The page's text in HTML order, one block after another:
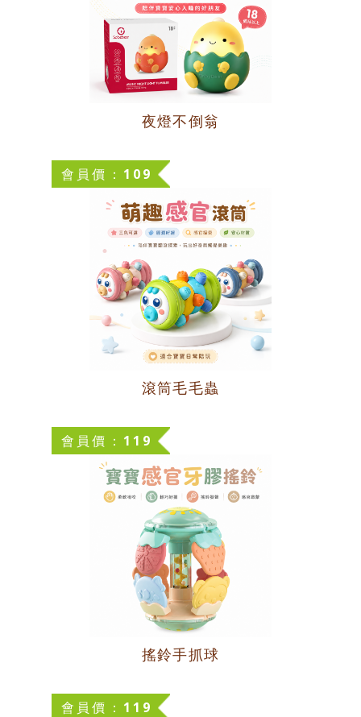
夜燈不倒翁
會員價：109
滾筒毛毛蟲
會員價：119
搖鈴手抓球
會員價：119